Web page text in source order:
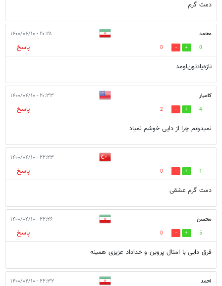
دمت گرم
محمد ۲۰:۲۸ - ۱۴۰۰/۰۴/۱۰
0
0
پاسخ
تازه‌یادتون‌اومد
کامیار ۲۰:۳۳ - ۱۴۰۰/۰۴/۱۰
4
2
پاسخ
نمیدونم چرا از دایی خوشم نمیاد
۲۲:۲۳ - ۱۴۰۰/۰۴/۱۰
1
0
پاسخ
دمت گرم عشقی
محسن ۲۲:۲۶ - ۱۴۰۰/۰۴/۱۰
5
0
پاسخ
فرق دایی با امثال پروین و خداداد عزیزی همینه
احمد ۲۲:۳۲ - ۱۴۰۰/۰۴/۱۰